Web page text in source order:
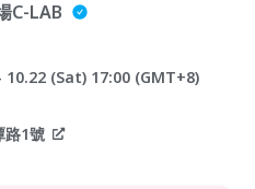
C-LAB
10.22 (Sat) 17:00 (GMT+8)
路1號